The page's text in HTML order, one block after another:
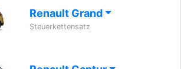
Renault Grand
Steuerkettensatz